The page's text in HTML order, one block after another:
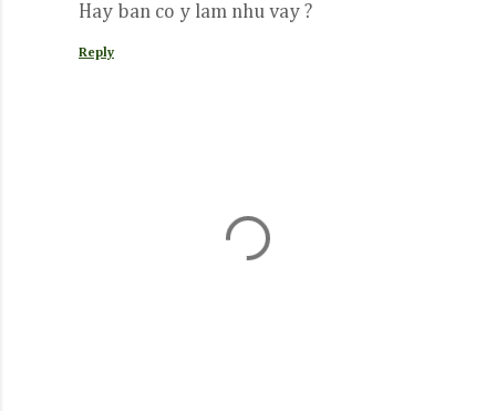
Hay ban co y lam nhu vay ?
Reply